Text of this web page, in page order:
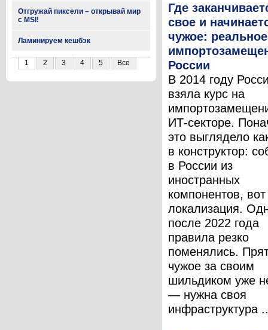
Отгружай пиксели – открывай мир
с MSI!
Ламинируем кешбэк
1 2 3 4 5 Все
Где
свое и
чужое: реальное
России
В 2014 году
взяла курс на
ИТ-секторе.
это выглядело
в конструктор:
в России из
иностранных
компонентов,
локализация.
после 2022 года
правила резко
поменялись.
чужое за своим
шильдиком уже
— нужна своя
инфраструктура